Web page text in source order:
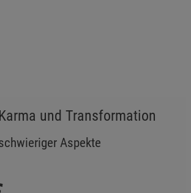
und Transformation
Aspekte